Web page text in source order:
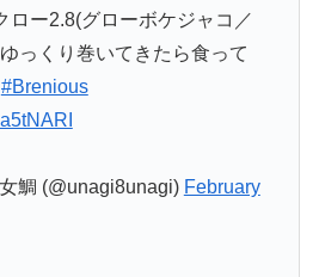
ロー2.8(グローボケジャコ／
っくり巻いてきたら食って
#Brenious
鯛 (@unagi8unagi) February